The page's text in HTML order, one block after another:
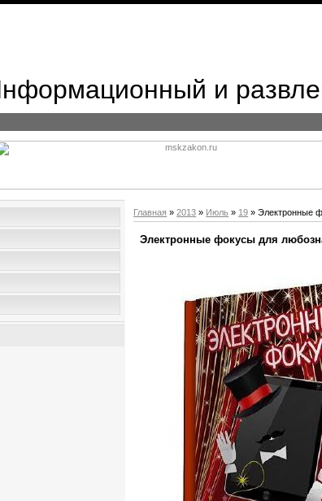
и
Главная »2013 » Июль » 19 » Электронные
Электронные фокусы для